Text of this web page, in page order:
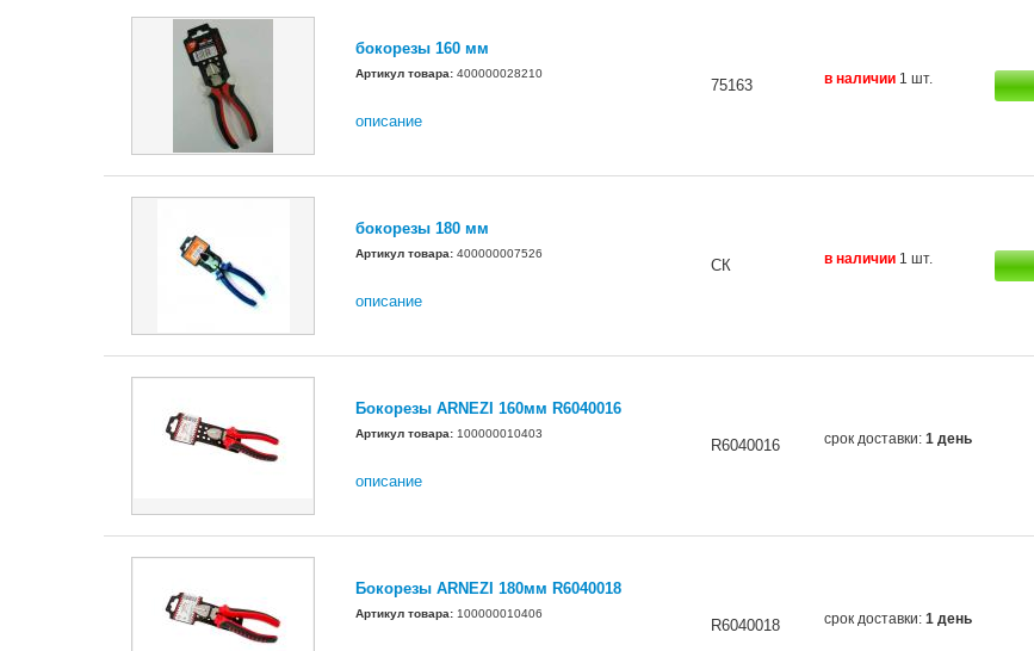
бокорезы 160 мм
Артикул товара: 400000028210
описание
75163 в наличии 1 шт.
бокорезы 180 мм
Артикул товара: 400000007526
описание
СК в наличии 1 шт.
Бокорезы ARNEZI 160мм R6040016
Артикул товара: 100000010403
описание
R6040016 срок доставки: 1 день
Бокорезы ARNEZI 180мм R6040018
Артикул товара: 100000010406
R6040018 срок доставки: 1 день